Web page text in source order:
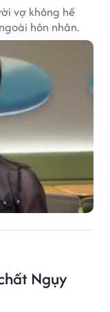
vợ không hề
hôn nhân.
Ngụy